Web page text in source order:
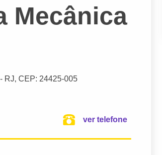
Mecânica
- RJ, CEP: 24425-005
ver telefone